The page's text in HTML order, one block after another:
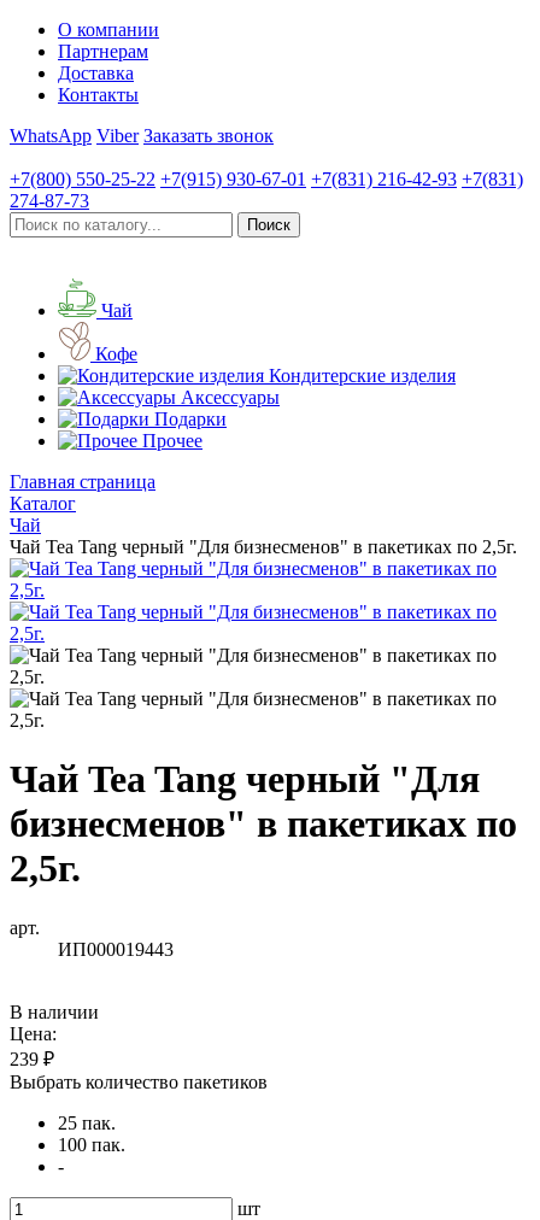
О компании
Партнерам
Доставка
Контакты
WhatsApp Viber Заказать звонок
+7(800) 550-25-22 +7(915) 930-67-01 +7(831) 216-42-93 +7(831)
274-87-73
Чай
Кофе
Кондитерские изделия
Аксессуары
Подарки
Прочее
Главная страница
Каталог
Чай
Чай Tea Tang черный "Для бизнесменов" в пакетиках по 2,5г.
Чай Tea Tang черный "Для
бизнесменов" в пакетиках по
2,5г.
арт.
ИП000019443
В наличии
Цена:
239 ₽
Выбрать количество пакетиков
25 пак.
100 пак.
-
шт